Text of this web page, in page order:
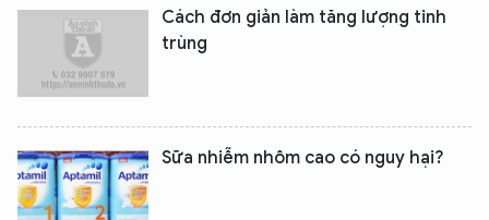
Cách đơn giản làm tăng lượng tinh
trùng
Sữa nhiễm nhôm cao có nguy hại?